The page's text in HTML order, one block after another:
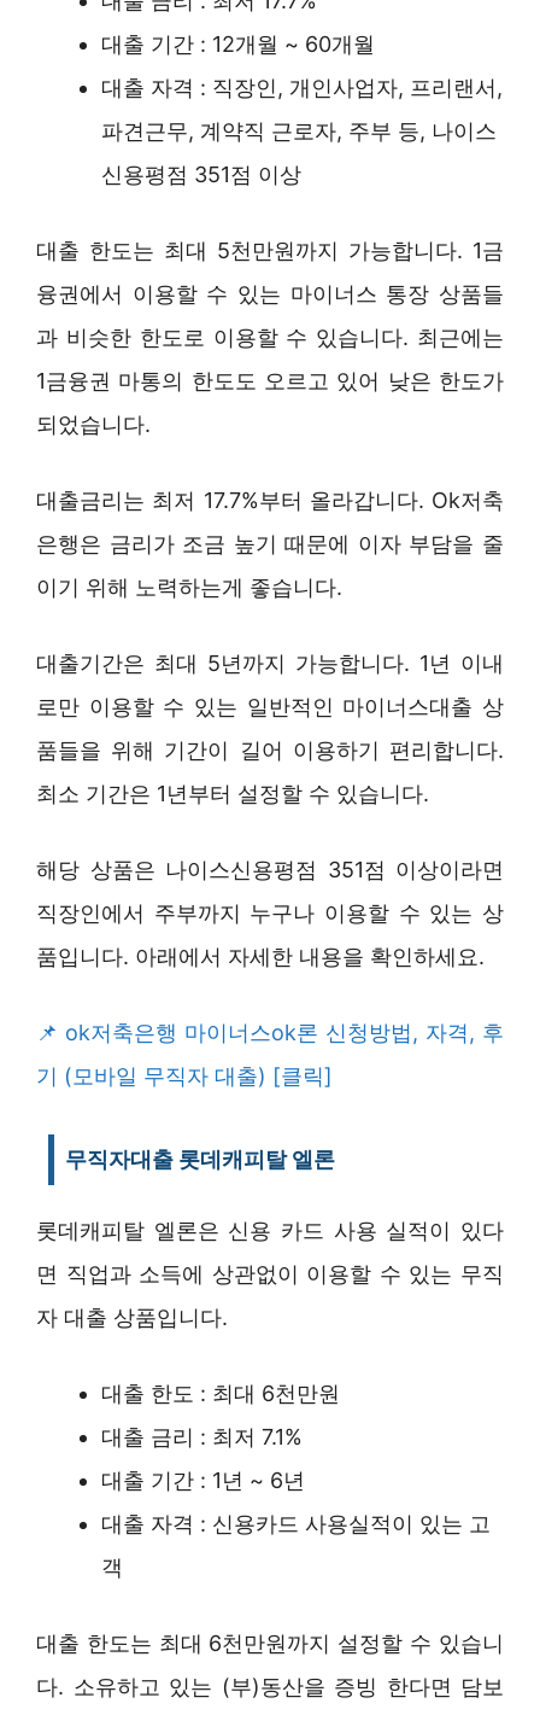
대출 기간 : 12개월 ~ 60개월
대출 자격 : 직장인, 개인사업자, 프리랜서,
파견근무, 계약직 근로자, 주부 등, 나이스
신용평점 351점 이상
대출 한도는 최대 5천만원까지 가능합니다. 1금
융권에서 이용할 수 있는 마이너스 통장 상품들
과 비슷한 한도로 이용할 수 있습니다. 최근에는
1금융권 마통의 한도도 오르고 있어 낮은 한도가
되었습니다.
대출금리는 최저 17.7%부터 올라갑니다. Ok저축
은행은 금리가 조금 높기 때문에 이자 부담을 줄
이기 위해 노력하는게 좋습니다.
대출기간은 최대 5년까지 가능합니다. 1년 이내
로만 이용할 수 있는 일반적인 마이너스대출 상
품들을 위해 기간이 길어 이용하기 편리합니다.
최소 기간은 1년부터 설정할 수 있습니다.
해당 상품은 나이스신용평점 351점 이상이라면
직장인에서 주부까지 누구나 이용할 수 있는 상
품입니다. 아래에서 자세한 내용을 확인하세요.
ok저축은행 마이너스ok론 신청방법, 자격, 후
기 (모바일 무직자 대출) [클릭]
무직자대출 롯데캐피탈 엘론
롯데캐피탈 엘론은 신용 카드 사용 실적이 있다
면 직업과 소득에 상관없이 이용할 수 있는 무직
자 대출 상품입니다.
대출 한도 : 최대 6천만원
대출 금리 : 최저 7.1%
대출 기간 : 1년 ~ 6년
대출 자격 : 신용카드 사용실적이 있는 고
객
대출 한도는 최대 6천만원까지 설정할 수 있습니
다. 소유하고 있는 (부)동산을 증빙 한다면 담보